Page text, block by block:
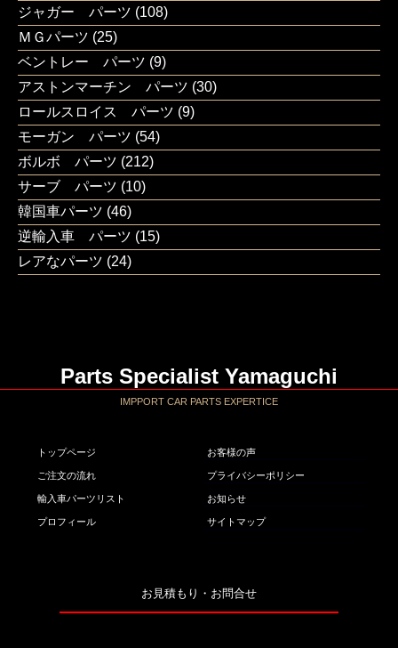
ジャガー パーツ (108)
ＭＧパーツ (25)
ベントレー パーツ (9)
アストンマーチン パーツ (30)
ロールスロイス パーツ (9)
モーガン パーツ (54)
ボルボ パーツ (212)
サーブ パーツ (10)
韓国車パーツ (46)
逆輸入車 パーツ (15)
レアなパーツ (24)
Parts Specialist Yamaguchi
IMPPORT CAR PARTS EXPERTICE
トップページ
ご注文の流れ
輸入車パーツリスト
プロフィール
お客様の声
プライバシーポリシー
お知らせ
サイトマップ
お見積もり・お問合せ